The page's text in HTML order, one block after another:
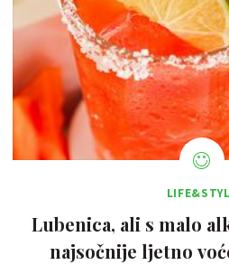
Lubenica, ali s malo
najsočnije ljetno